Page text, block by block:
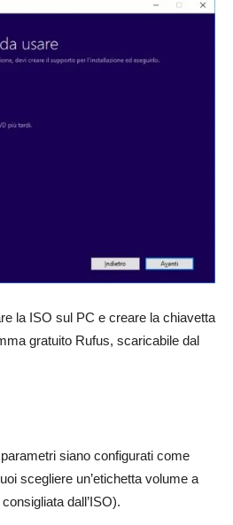
la ISO sul PC e creare la chiavetta
gratuito Rufus, scaricabile dal
siano configurati come
scegliere un’etichetta volume a
dall’ISO).